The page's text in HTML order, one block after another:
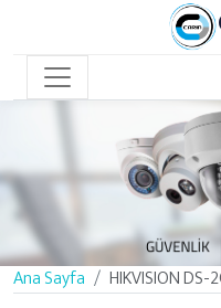
Ana Sayfa HIKVISION